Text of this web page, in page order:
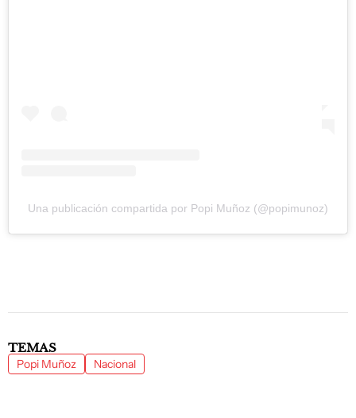
Una publicación compartida por Popi Muñoz (@popimunoz)
TEMAS
Popi Muñoz Nacional